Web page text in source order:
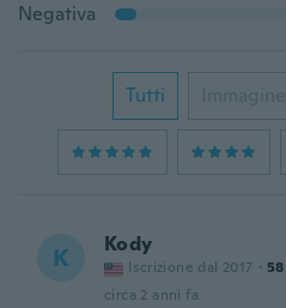
Negativa
Tutti Immagine
K Kody
Iscrizione dal 2017 · 58
circa 2 anni fa